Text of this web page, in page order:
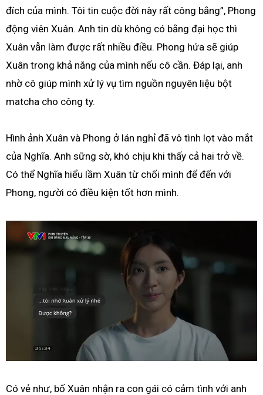
đích của mình. Tôi tin cuộc đời này rất công bằng”, Phong
động viên Xuân. Anh tin dù không có bằng đại học thì
Xuân vẫn làm được rất nhiều điều. Phong hứa sẽ giúp
Xuân trong khả năng của mình nếu cô cần. Đáp lại, anh
nhờ cô giúp mình xử lý vụ tìm nguồn nguyên liệu bột
matcha cho công ty.
Hình ảnh Xuân và Phong ở lán nghỉ đã vô tình lọt vào mắt
của Nghĩa. Anh sững sờ, khó chịu khi thấy cả hai trở về.
Có thể Nghĩa hiểu lầm Xuân từ chối mình để đến với
Phong, người có điều kiện tốt hơn mình.
Có vẻ như, bố Xuân nhận ra con gái có cảm tình với anh